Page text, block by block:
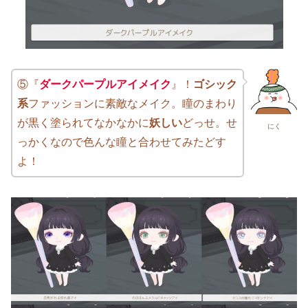
にく
⑤『ダークパープルアイメイク 』！ ゴシック
系ファッションに素敵なメイク。瞳のまわり
が黒く塗られてなかなかに妖しいどっせ。せ
っかくなので色んな瞳と合わせてみたどす
よ！